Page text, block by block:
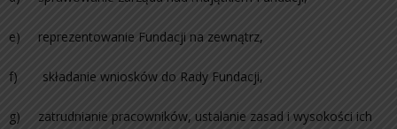
e) reprezentowanie Fundacji na zewnątrz,
f) składanie wniosków do Rady Fundacji,
g) zatrudnianie pracowników, ustalanie zasad i wysokości ich